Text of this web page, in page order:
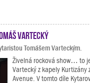
Vartecký
Tomášem Varteckým.
Živelná rocková show… to
Vartecký z kapely Kurtizány
Avenue. V tomto díle